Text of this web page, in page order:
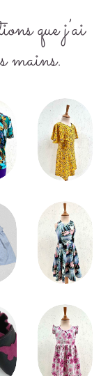
que j’ai
mains.
Vêtements
Enfants
Vêtements
Enfants